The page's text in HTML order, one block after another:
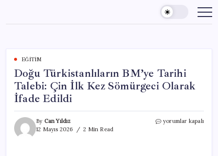
content
EĞITIM
Doğu Türkistanlıların BM’ye Tarihi
Talebi: Çin İlk Kez Sömürgeci Olarak
İfade Edildi
By Can Yıldız
12 Mayıs 2026
2 Min Read
Doğu
yorumlar kapalı